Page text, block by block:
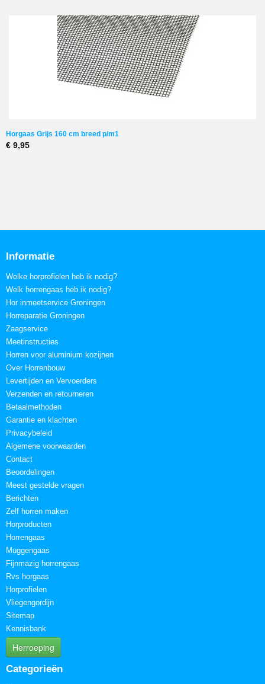
Horgaas Grijs 160 cm breed p/m1
€ 9,95
Informatie
Welke horprofielen heb ik nodig?
Welk horrengaas heb ik nodig?
Hor inmeetservice Groningen
Horreparatie Groningen
Zaagservice
Meetinstructies
Horren voor aluminium kozijnen
Over Horrenbouw
Levertijden en Vervoerders
Verzenden en retourneren
Betaalmethoden
Garantie en klachten
Privacybeleid
Algemene voorwaarden
Contact
Beoordelingen
Meest gestelde vragen
Berichten
Zelf horren maken
Horproducten
Horrengaas
Muggengaas
Fijnmazig horrengaas
Rvs horgaas
Horprofielen
Vliegengordijn
Sitemap
Kennisbank
Herroeping
Categorieën